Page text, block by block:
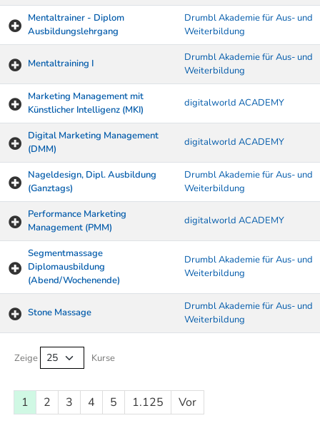
Mentaltrainer - Diplom
Ausbildungslehrgang
Drumbl Akademie für Aus- und
Weiterbildung
Mentaltraining I
Drumbl Akademie für Aus- und
Weiterbildung
Marketing Management mit
Künstlicher Intelligenz (MKI)
digitalworld ACADEMY
Digital Marketing Management
(DMM)
digitalworld ACADEMY
Nageldesign, Dipl. Ausbildung
(Ganztags)
Drumbl Akademie für Aus- und
Weiterbildung
Performance Marketing
Management (PMM)
digitalworld ACADEMY
Segmentmassage
Diplomausbildung
(Abend/Wochenende)
Drumbl Akademie für Aus- und
Weiterbildung
Stone Massage
Drumbl Akademie für Aus- und
Weiterbildung
Zeige Kurse
1 2 3 4 5 1.125 Vor